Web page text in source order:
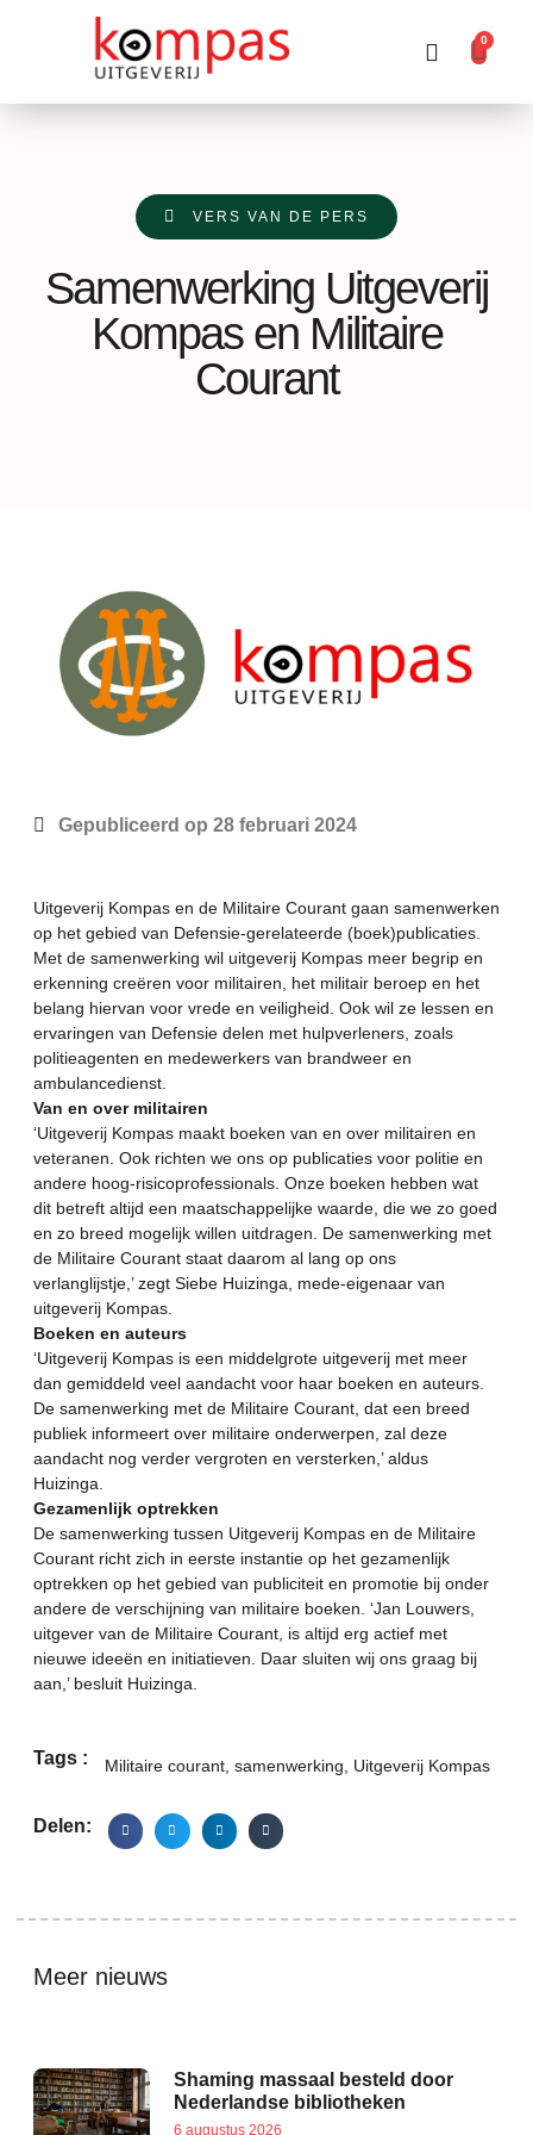
0
VERS VAN DE PERS
Samenwerking Uitgeverij
Kompas en Militaire
Courant
Gepubliceerd op 28 februari 2024
Uitgeverij Kompas en de Militaire Courant gaan samenwerken
op het gebied van Defensie-gerelateerde (boek)publicaties.
Met de samenwerking wil uitgeverij Kompas meer begrip en
erkenning creëren voor militairen, het militair beroep en het
belang hiervan voor vrede en veiligheid. Ook wil ze lessen en
ervaringen van Defensie delen met hulpverleners, zoals
politieagenten en medewerkers van brandweer en
ambulancedienst.
Van en over militairen
‘Uitgeverij Kompas maakt boeken van en over militairen en
veteranen. Ook richten we ons op publicaties voor politie en
andere hoog-risicoprofessionals. Onze boeken hebben wat
dit betreft altijd een maatschappelijke waarde, die we zo goed
en zo breed mogelijk willen uitdragen. De samenwerking met
de Militaire Courant staat daarom al lang op ons
verlanglijstje,’ zegt Siebe Huizinga, mede-eigenaar van
uitgeverij Kompas.
Boeken en auteurs
‘Uitgeverij Kompas is een middelgrote uitgeverij met meer
dan gemiddeld veel aandacht voor haar boeken en auteurs.
De samenwerking met de Militaire Courant, dat een breed
publiek informeert over militaire onderwerpen, zal deze
aandacht nog verder vergroten en versterken,’ aldus
Huizinga.
Gezamenlijk optrekken
De samenwerking tussen Uitgeverij Kompas en de Militaire
Courant richt zich in eerste instantie op het gezamenlijk
optrekken op het gebied van publiciteit en promotie bij onder
andere de verschijning van militaire boeken. ‘Jan Louwers,
uitgever van de Militaire Courant, is altijd erg actief met
nieuwe ideeën en initiatieven. Daar sluiten wij ons graag bij
aan,’ besluit Huizinga.
Tags : Militaire courant, samenwerking, Uitgeverij Kompas
Delen:
Meer nieuws
Shaming massaal besteld door
Nederlandse bibliotheken
6 augustus 2026